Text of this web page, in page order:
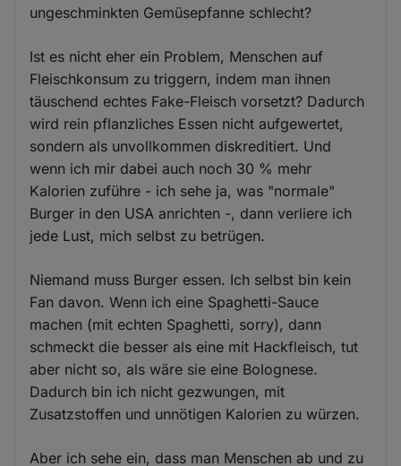
ungeschminkten Gemüsepfanne schlecht?
Ist es nicht eher ein Problem, Menschen auf
Fleischkonsum zu triggern, indem man ihnen
täuschend echtes Fake-Fleisch vorsetzt? Dadurch
wird rein pflanzliches Essen nicht aufgewertet,
sondern als unvollkommen diskreditiert. Und
wenn ich mir dabei auch noch 30 % mehr
Kalorien zuführe - ich sehe ja, was "normale"
Burger in den USA anrichten -, dann verliere ich
jede Lust, mich selbst zu betrügen.
Niemand muss Burger essen. Ich selbst bin kein
Fan davon. Wenn ich eine Spaghetti-Sauce
machen (mit echten Spaghetti, sorry), dann
schmeckt die besser als eine mit Hackfleisch, tut
aber nicht so, als wäre sie eine Bolognese.
Dadurch bin ich nicht gezwungen, mit
Zusatzstoffen und unnötigen Kalorien zu würzen.
Aber ich sehe ein, dass man Menschen ab und zu